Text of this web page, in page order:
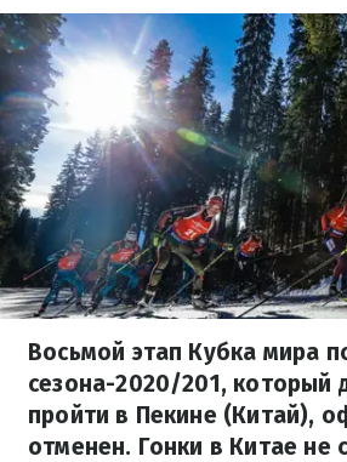
Восьмой этап Кубка мира
сезона-2020/201, который
пройти в Пекине (Китай),
отменен. Гонки в Китае не